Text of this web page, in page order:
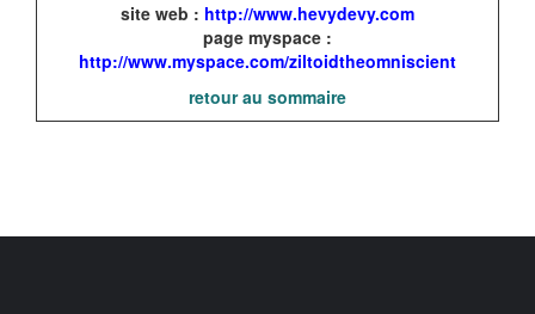
site web : http://www.hevydevy.com
page myspace :
http://www.myspace.com/ziltoidtheomniscient
retour au sommaire